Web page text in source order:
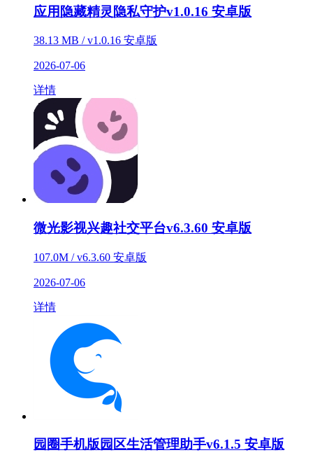
应用隐藏精灵隐私守护v1.0.16 安卓版
38.13 MB / v1.0.16 安卓版
2026-07-06
详情
微光影视兴趣社交平台v6.3.60 安卓版
107.0M / v6.3.60 安卓版
2026-07-06
详情
园圈手机版园区生活管理助手v6.1.5 安卓版